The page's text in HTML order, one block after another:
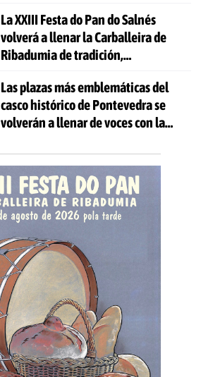
La XXIII Festa do Pan do Salnés
volverá a llenar la Carballeira de
Ribadumia de tradición,
todas las edades
Las plazas más emblemáticas del
casco histórico de Pontevedra se
volverán a llenar de voces con la